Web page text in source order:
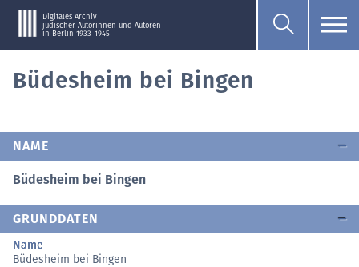
Digitales Archiv
jüdischer Autorinnen und Autoren
in Berlin 1933–1945
Büdesheim bei Bingen
NAME
Büdesheim bei Bingen
GRUNDDATEN
Name
Büdesheim bei Bingen